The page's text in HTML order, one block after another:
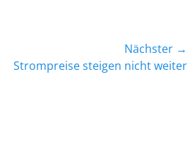
Nächster →
Strompreise steigen nicht weiter